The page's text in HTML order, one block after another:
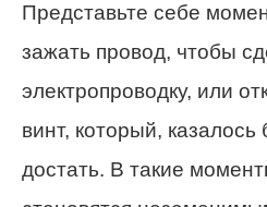
Представьте себе
зажать провод, чтобы
электропроводку, или
винт, который,
достать. В такие